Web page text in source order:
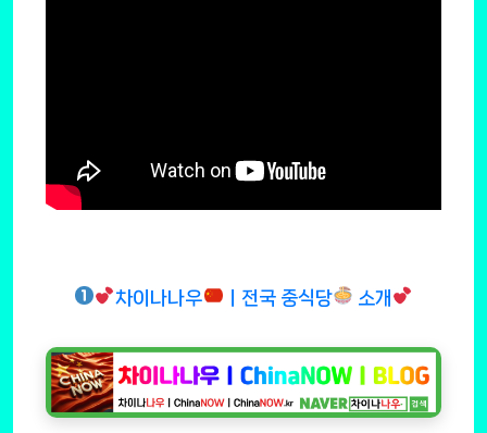
차이나나우 ㅣ전국 중식당 소개